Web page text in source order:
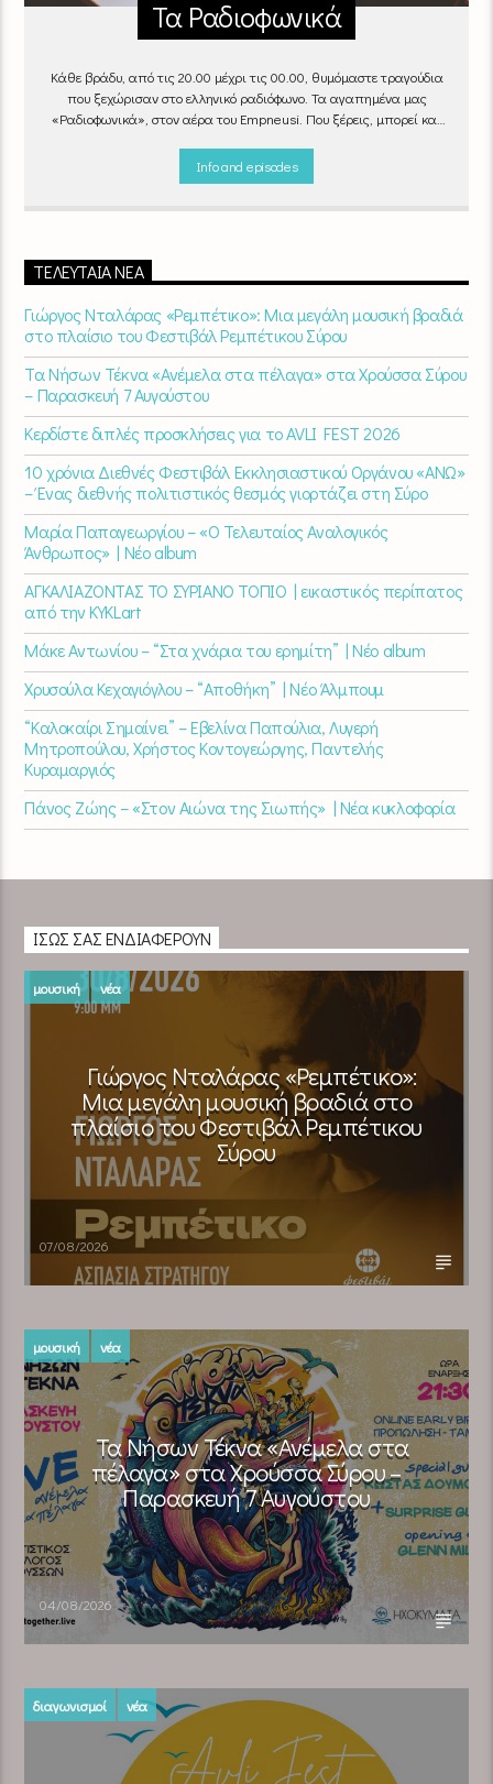
Τα Ραδιοφωνικά
Κάθε βράδυ, από τις 20.00 μέχρι τις 00.00, θυμόμαστε τραγούδια
που ξεχώρισαν στο ελληνικό ραδιόφωνο. Τα αγαπημένα μας
«Ραδιοφωνικά», στον αέρα του Empneusi. Που ξέρεις, μπορεί και
:00 – 00:00 στον Empneusi 107 FM
Info and episodes
ΤΕΛΕΥΤΑΊΑ ΝΈΑ
Γιώργος Νταλάρας «Ρεμπέτικο»: Μια μεγάλη μουσική βραδιά
στο πλαίσιο του Φεστιβάλ Ρεμπέτικου Σύρου
Τα Νήσων Τέκνα «Ανέμελα στα πέλαγα» στα Χρούσσα Σύρου
– Παρασκευή 7 Αυγούστου
Κερδίστε διπλές προσκλήσεις για το AVLI FEST 2026
10 χρόνια Διεθνές Φεστιβάλ Εκκλησιαστικού Οργάνου «ΑΝΩ»
– Ένας διεθνής πολιτιστικός θεσμός γιορτάζει στη Σύρο​
Μαρία Παπαγεωργίου – «Ο Τελευταίος Αναλογικός
Άνθρωπος» | Νέο album
ΑΓΚΑΛΙΑΖΟΝΤΑΣ ΤΟ ΣΥΡΙΑΝΟ ΤΟΠΙΟ | εικαστικός περίπατος
από την KYKLart
Μάκε Αντωνίου – “Στα χνάρια του ερημίτη” | Νέο album
Χρυσούλα Κεχαγιόγλου – “Αποθήκη” | Νέο Άλμπουμ
“Καλοκαίρι Σημαίνει” – Εβελίνα Παπούλια, Λυγερή
Μητροπούλου, Χρήστος Κοντογεώργης, Παντελής
Κυραμαργιός
Πάνος Ζώης – «Στον Αιώνα της Σιωπής» | Νέα κυκλοφορία
ΊΣΩΣ ΣΑΣ ΕΝΔΙΑΦΈΡΟΥΝ
μουσική νέα
Γιώργος Νταλάρας «Ρεμπέτικο»:
Μια μεγάλη μουσική βραδιά στο
πλαίσιο του Φεστιβάλ Ρεμπέτικου
Σύρου
07/08/2026
μουσική νέα
Τα Νήσων Τέκνα «Ανέμελα στα
πέλαγα» στα Χρούσσα Σύρου –
Παρασκευή 7 Αυγούστου
04/08/2026
διαγωνισμοί νέα